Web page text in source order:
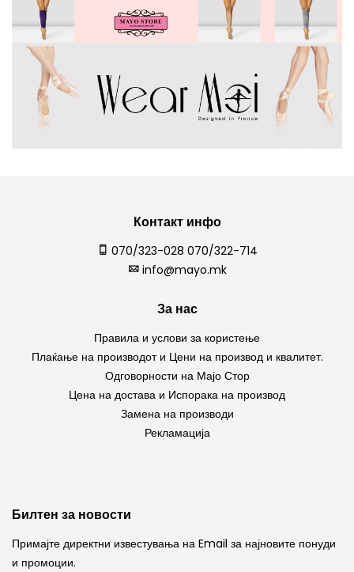
Контакт инфо
070/323-028 070/322-714
info@mayo.mk
За нас
Правила и услови за користење
Плаќање на производот и Цени на производ и квалитет.
Одговорности на Мајо Стор
Цена на достава и Испорака на производ
Замена на производи
Рекламација
Билтен за новости
Примајте директни известувања на Email за најновите понуди
и промоции.